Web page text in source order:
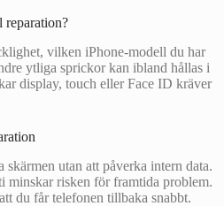
reparation?
vilken iPhone-modell du har
ytliga sprickor kan ibland hållas i
display, touch eller Face ID kräver
utan att påverka intern data.
minskar risken för framtida problem.
du får telefonen tillbaka snabbt.